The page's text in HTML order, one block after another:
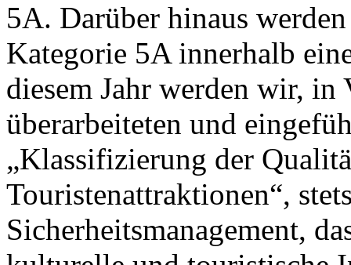
5A. Darüber hinaus
Kategorie 5A innerhalb
diesem Jahr werden wir,
überarbeiteten und
„Klassifizierung der
Touristenattraktionen“,
Sicherheitsmanagement,